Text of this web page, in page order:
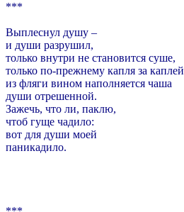
***
Выплеснул душу –
и души разрушил,
только внутри не становится суше,
только по-прежнему капля за каплей
из фляги вином наполняется чаша
души отрешенной.
Зажечь, что ли, паклю,
чтоб гуще чадило:
вот для души моей
паникадило.